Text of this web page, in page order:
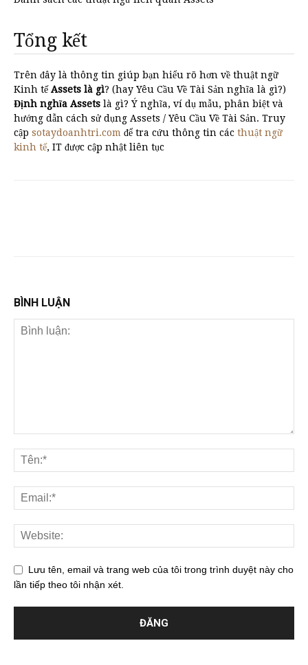
Tổng kết
Trên đây là thông tin giúp bạn hiểu rõ hơn về thuật ngữ
Kinh tếAssets là gì? (hay Yêu Cầu Về Tài Sản nghĩa là gì?)
Định nghĩa Assets là gì? Ý nghĩa, ví dụ mẫu, phân biệt và
hướng dẫn cách sử dụng Assets / Yêu Cầu Về Tài Sản. Truy
cập sotaydoanhtri.com để tra cứu thông tin các thuật ngữ
kinh tế, IT được cập nhật liên tục
BÌNH LUẬN
Lưu tên, email và trang web của tôi trong trình duyệt này cho
lần tiếp theo tôi nhận xét.